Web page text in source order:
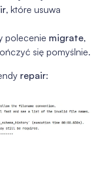
, które usuwa
polecenie migrate,
się pomyślnie.
repair: